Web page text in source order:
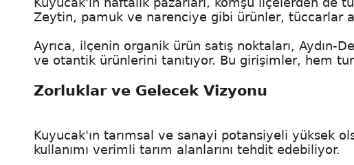
Zeytin, pamuk ve narenciye gibi ürünler, tüccarlar
Ayrıca, ilçenin organik ürün satış noktaları, Aydın-
ve otantik ürünlerini tanıtıyor. Bu girişimler, hem
Zorluklar ve Gelecek Vizyonu
Kuyucak'ın tarımsal ve sanayi potansiyeli yüksek
kullanımı verimli tarım alanlarını tehdit edebiliyor.